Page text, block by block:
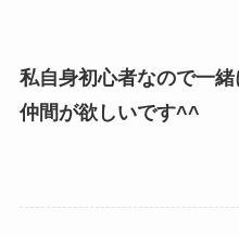
私自身初心者なので一
仲間が欲しいです^^